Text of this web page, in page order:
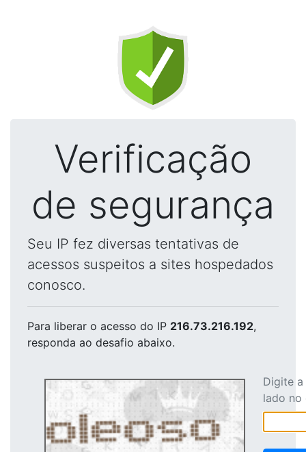
Verificação
de segurança
Seu IP fez diversas tentativas de
acessos suspeitos a sites hospedados
conosco.
Para liberar o acesso do IP 216.73.216.192,
responda ao desafio abaixo.
Digite
lado no